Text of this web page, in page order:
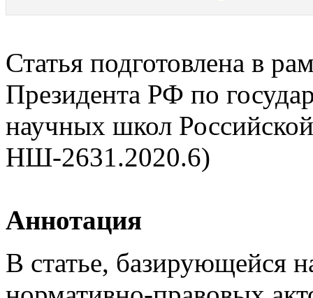
Статья подготовлена в
Президента РФ по
научных школ
НШ-2631.2020.6)
Аннотация
В статье, базирующейся